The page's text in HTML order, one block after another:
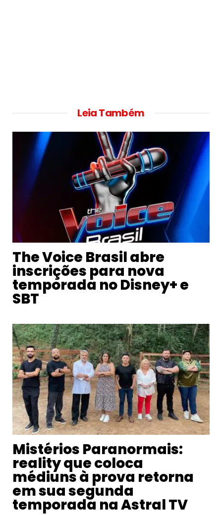
Leia Também
The Voice Brasil abre
inscrições para nova
temporada no Disney+ e
SBT
Mistérios Paranormais:
reality que coloca
médiuns à prova retorna
em sua segunda
temporada na Astral TV